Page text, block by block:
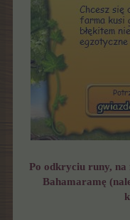
Po odkryciu runy, na
Bahamaramę